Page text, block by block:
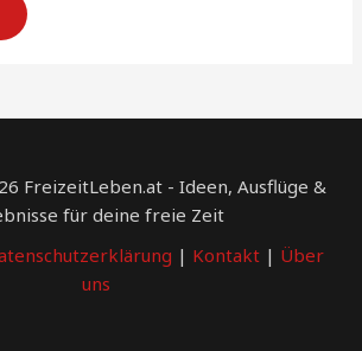
FreizeitLeben.at - Ideen, Ausflüge &
für deine freie Zeit
| Kontakt | Über
uns